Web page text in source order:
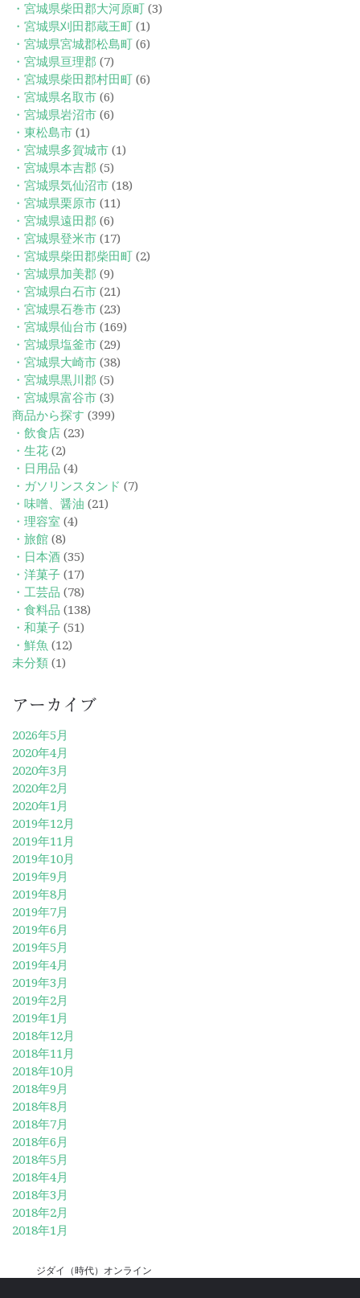
・宮城県柴田郡大河原町 (3)
・宮城県刈田郡蔵王町 (1)
・宮城県宮城郡松島町 (6)
・宮城県亘理郡 (7)
・宮城県柴田郡村田町 (6)
・宮城県名取市 (6)
・宮城県岩沼市 (6)
・東松島市 (1)
・宮城県多賀城市 (1)
・宮城県本吉郡 (5)
・宮城県気仙沼市 (18)
・宮城県栗原市 (11)
・宮城県遠田郡 (6)
・宮城県登米市 (17)
・宮城県柴田郡柴田町 (2)
・宮城県加美郡 (9)
・宮城県白石市 (21)
・宮城県石巻市 (23)
・宮城県仙台市 (169)
・宮城県塩釜市 (29)
・宮城県大崎市 (38)
・宮城県黒川郡 (5)
・宮城県富谷市 (3)
商品から探す (399)
・飲食店 (23)
・生花 (2)
・日用品 (4)
・ガソリンスタンド (7)
・味噌、醤油 (21)
・理容室 (4)
・旅館 (8)
・日本酒 (35)
・洋菓子 (17)
・工芸品 (78)
・食料品 (138)
・和菓子 (51)
・鮮魚 (12)
未分類 (1)
アーカイブ
2026年5月
2020年4月
2020年3月
2020年2月
2020年1月
2019年12月
2019年11月
2019年10月
2019年9月
2019年8月
2019年7月
2019年6月
2019年5月
2019年4月
2019年3月
2019年2月
2019年1月
2018年12月
2018年11月
2018年10月
2018年9月
2018年8月
2018年7月
2018年6月
2018年5月
2018年4月
2018年3月
2018年2月
2018年1月
ジダイ（時代）オンライン